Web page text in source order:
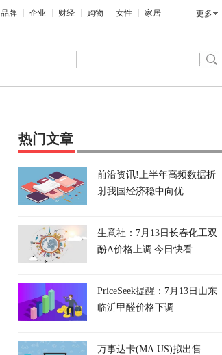
品牌 企业 财经 购物 女性 家居 更多
热门文章
前沿资讯!上半年高频数据折
射我国经济稳中向优
生意社：7月13日长春化工双
酚A价格上调|今日快看
PriceSeek提醒：7月13日山东
临沂甲醛价格下调
万事达卡(MA.US)拟出售